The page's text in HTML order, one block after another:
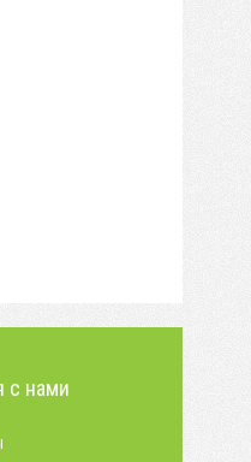
с нами